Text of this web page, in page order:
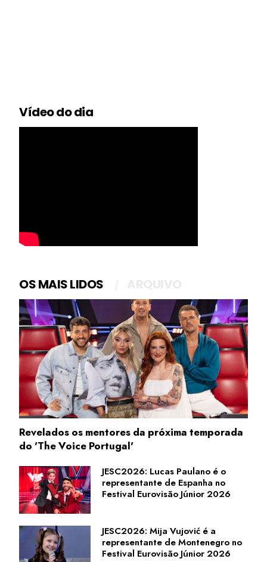
Vídeo do dia
OS MAIS LIDOS
Revelados os mentores da próxima temporada
do 'The Voice Portugal'
JESC2026: Lucas Paulano é o
representante de Espanha no
Festival Eurovisão Júnior 2026
JESC2026: Mija Vujović é a
representante de Montenegro no
Festival Eurovisão Júnior 2026